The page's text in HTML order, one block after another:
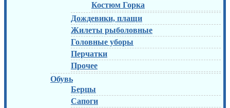
Костюм Горка
Дождевики, плащи
Жилеты рыболовные
Головные уборы
Перчатки
Прочее
Обувь
Берцы
Сапоги